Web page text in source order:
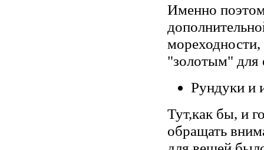
Именно
мореходности,
"золотым" для
Рундуки и
Тут,как бы, и
обращать